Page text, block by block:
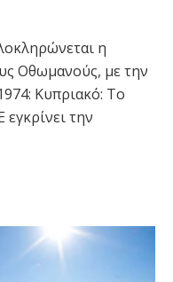
η
Οθωμανούς, με την
Κυπριακό: Το
την